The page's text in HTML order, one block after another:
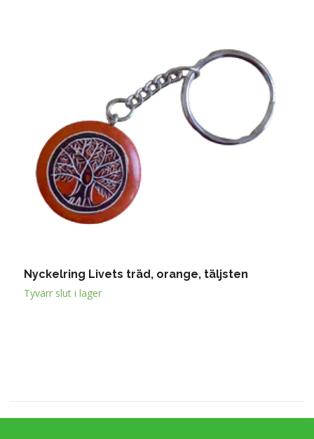
Nyckelring Livets träd, orange, täljsten
Tyvärr slut i lager